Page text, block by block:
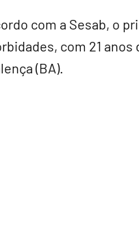
com a Sesab, o
com 21
(BA).